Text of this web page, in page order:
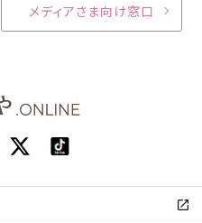
メディアさま向け窓口